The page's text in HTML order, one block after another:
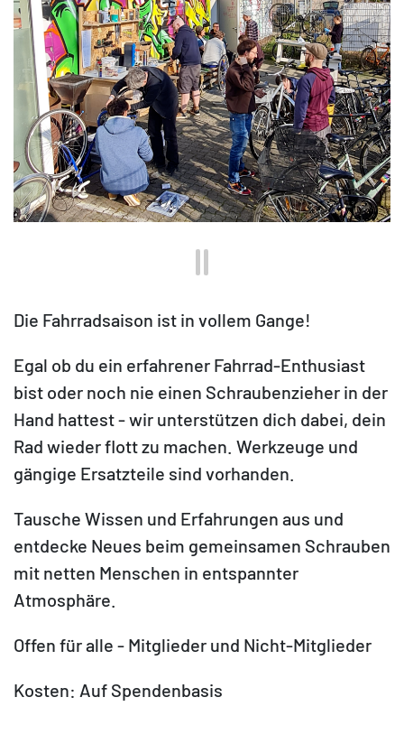
Die Fahrradsaison ist in vollem Gange!
Egal ob du ein erfahrener Fahrrad-Enthusiast
bist oder noch nie einen Schraubenzieher in der
Hand hattest - wir unterstützen dich dabei, dein
Rad wieder flott zu machen. Werkzeuge und
gängige Ersatzteile sind vorhanden.
Tausche Wissen und Erfahrungen aus und
entdecke Neues beim gemeinsamen Schrauben
mit netten Menschen in entspannter
Atmosphäre.
Offen für alle - Mitglieder und Nicht-Mitglieder
Kosten: Auf Spendenbasis